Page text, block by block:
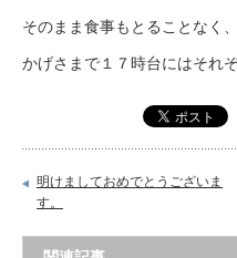
そのまま食事もとることなく
かげさまで１７時台にはそれ
明けましておめでとうございま
す。